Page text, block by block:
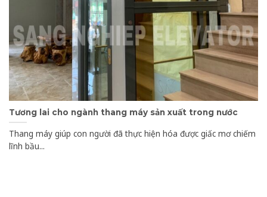
Tương lai cho ngành thang máy sản xuất trong nước
Thang máy giúp con người đã thực hiện hóa được giấc mơ chiếm
lĩnh bầu...